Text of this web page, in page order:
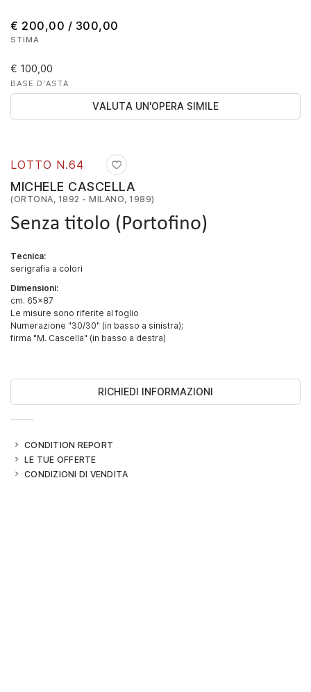
LOTTO N.64
MICHELE CASCELLA
(ORTONA, 1892 - MILANO, 1989)
Senza titolo (Portofino)
Tecnica:
serigrafia a colori
Dimensioni:
cm. 65x87
Le misure sono riferite al foglio
Numerazione "30/30" (in basso a sinistra);
firma "M. Cascella" (in basso a destra)
RICHIEDI INFORMAZIONI
CONDITION REPORT
LE TUE OFFERTE
CONDIZIONI DI VENDITA
€ 200,00 / 300,00
STIMA
€ 100,00
BASE D'ASTA
VALUTA UN'OPERA SIMILE